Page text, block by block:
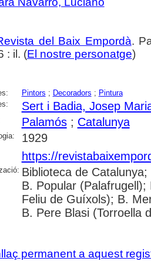
del Baix Empordà.
: il. (El nostre personatge)
Pintors ; Decoradors ; Pintura
Sert i Badia, Josep
Palamós; Catalunya
1929
https://
Biblioteca de
B. Popular
Feliu de Guíxols); B.
B. Pere Blasi (Torroella
permanent a aquest